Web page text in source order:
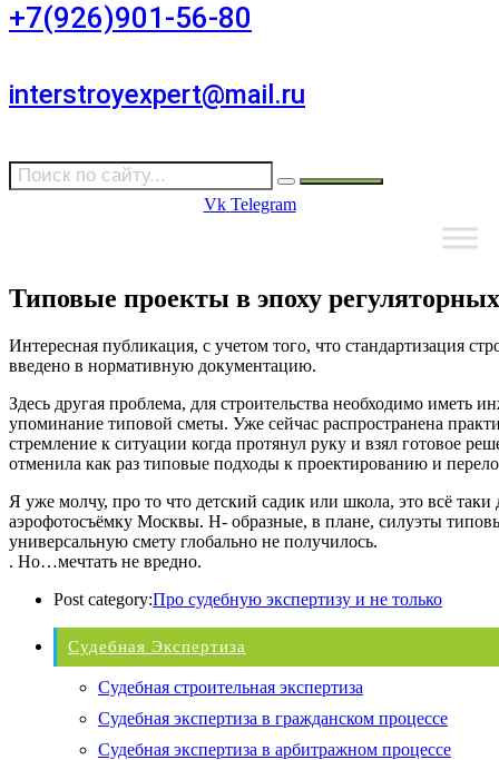
+7(926)901-56-80
interstroyexpert@mail.ru
Vk Telegram
Типовые проекты в эпоху
Интересная публикация, с учетом того, что стандартизация
введено в нормативную документацию.
Здесь другая проблема, для строительства необходимо иметь
упоминание типовой сметы. Уже сейчас распространена
стремление к ситуации когда протянул руку и взял готовое
отменила как раз типовые подходы к проектированию и
Я уже молчу, про то что детский садик или школа, это всё
аэрофотосъёмку Москвы. Н- образные, в плане, силуэты
универсальную смету глобально не получилось.
. Но…мечтать не вредно.
Post category:Про судебную экспертизу и не только
Судебная Экспертиза
Судебная строительная экспертиза
Судебная экспертиза в гражданском процессе
Судебная экспертиза в арбитражном процессе